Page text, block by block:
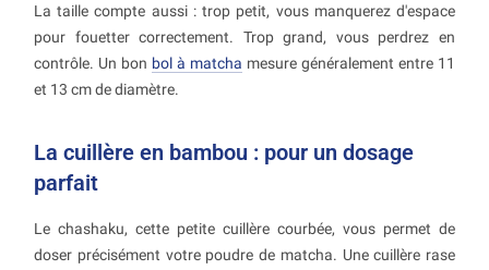
La taille compte aussi : trop petit, vous manquerez d'espace
pour fouetter correctement. Trop grand, vous perdrez en
contrôle. Un bon bol à matcha mesure généralement entre 11
et 13 cm de diamètre.
La cuillère en bambou : pour un dosage
parfait
Le chashaku, cette petite cuillère courbée, vous permet de
doser précisément votre poudre de matcha. Une cuillère rase